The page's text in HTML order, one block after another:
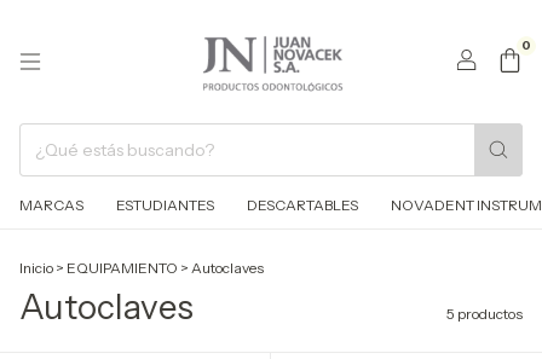
0
MARCAS ESTUDIANTES DESCARTABLES NOVADENT
Inicio > EQUIPAMIENTO > Autoclaves
Autoclaves 5 productos